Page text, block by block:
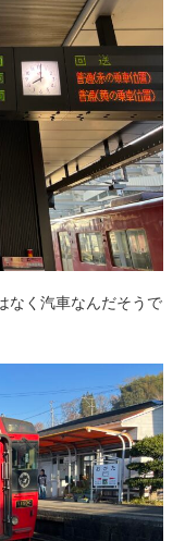
なく汽車なんだそうで